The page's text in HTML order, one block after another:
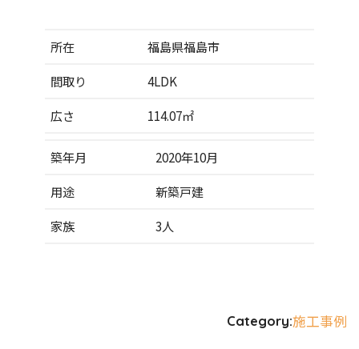
所在
福島県福島市
間取り
4LDK
広さ
114.07㎡
築年月
2020年10月
用途
新築戸建
家族
3人
Category:施工事例